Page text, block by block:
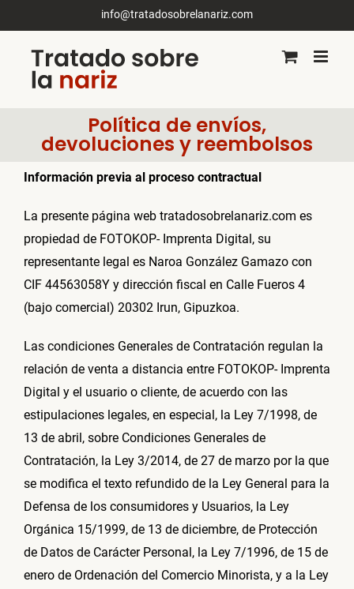
al
contenido
info@tratadosobrelanariz.com
Política de envíos,
devoluciones y reembolsos
Información previa al proceso contractual
La presente página web tratadosobrelanariz.com es
propiedad de FOTOKOP- Imprenta Digital, su
representante legal es Naroa González Gamazo con
CIF 44563058Y y dirección fiscal en Calle Fueros 4
(bajo comercial) 20302 Irun, Gipuzkoa.
Las condiciones Generales de Contratación regulan la
relación de venta a distancia entre FOTOKOP- Imprenta
Digital y el usuario o cliente, de acuerdo con las
estipulaciones legales, en especial, la Ley 7/1998, de
13 de abril, sobre Condiciones Generales de
Contratación, la Ley 3/2014, de 27 de marzo por la que
se modifica el texto refundido de la Ley General para la
Defensa de los consumidores y Usuarios, la Ley
Orgánica 15/1999, de 13 de diciembre, de Protección
de Datos de Carácter Personal, la Ley 7/1996, de 15 de
enero de Ordenación del Comercio Minorista, y a la Ley